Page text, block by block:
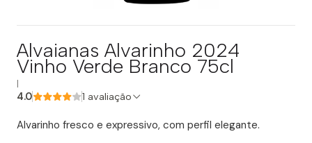
Alvaianas Alvarinho 2024
Vinho Verde Branco 75cl
4.0 1 avaliação
Alvarinho fresco e expressivo, com perfil elegante.